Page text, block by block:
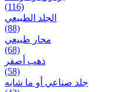
(116)
الجلد الطبيعي
(88)
محار طبيعي
(68)
ذهب أصفر
(58)
جلد صناعي أو ما شابه